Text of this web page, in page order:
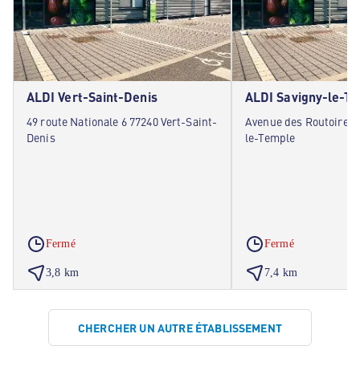
ALDI Vert-Saint-Denis
49 route Nationale 6 77240 Vert-Saint-
Denis
Fermé
3,8 km
ALDI Savigny-le-
Avenue des Routoires
le-Temple
Fermé
7,4 km
CHERCHER UN AUTRE ÉTABLISSEMENT